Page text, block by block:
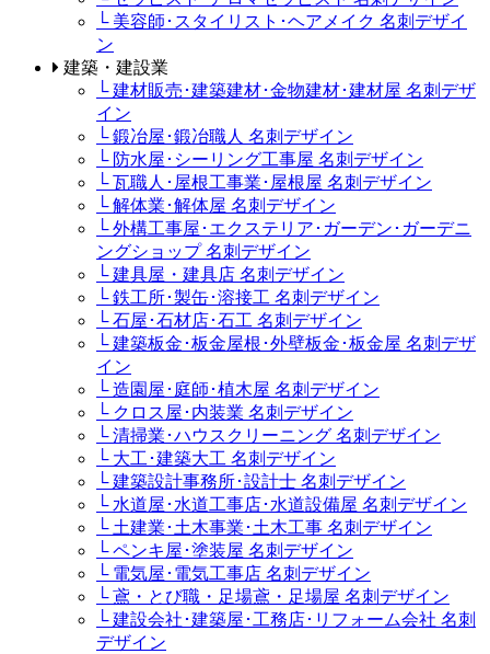
└ 美容師･スタイリスト･ヘアメイク 名刺デザイ
ン
建築・建設業
└ 建材販売･建築建材･金物建材･建材屋 名刺デザ
イン
└ 鍛冶屋･鍛冶職人 名刺デザイン
└ 防水屋･シーリング工事屋 名刺デザイン
└ 瓦職人･屋根工事業･屋根屋 名刺デザイン
└ 解体業･解体屋 名刺デザイン
└ 外構工事屋･エクステリア･ガーデン･ガーデニ
ングショップ 名刺デザイン
└ 建具屋・建具店 名刺デザイン
└ 鉄工所･製缶･溶接工 名刺デザイン
└ 石屋･石材店･石工 名刺デザイン
└ 建築板金･板金屋根･外壁板金･板金屋 名刺デザ
イン
└ 造園屋･庭師･植木屋 名刺デザイン
└ クロス屋･内装業 名刺デザイン
└ 清掃業･ハウスクリーニング 名刺デザイン
└ 大工･建築大工 名刺デザイン
└ 建築設計事務所･設計士 名刺デザイン
└ 水道屋･水道工事店･水道設備屋 名刺デザイン
└ 土建業･土木事業･土木工事 名刺デザイン
└ ペンキ屋･塗装屋 名刺デザイン
└ 電気屋･電気工事店 名刺デザイン
└ 鳶・とび職・足場鳶・足場屋 名刺デザイン
└ 建設会社･建築屋･工務店･リフォーム会社 名刺
デザイン